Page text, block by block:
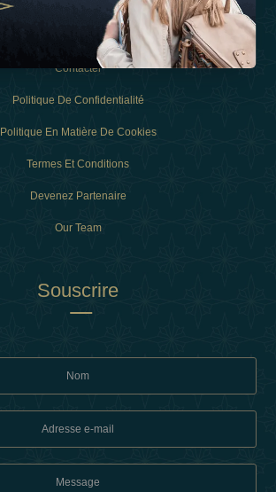
Contacter
Politique De Confidentialité
Politique En Matière De Cookies
Termes Et Conditions
Devenez Partenaire
Our Team
Souscrire